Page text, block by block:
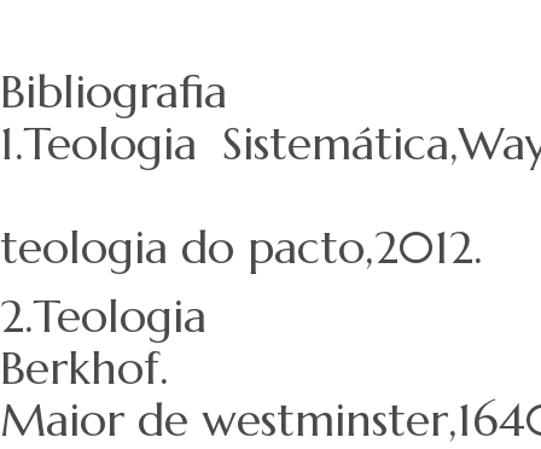
Bibliografia
1.Teologia
teologia do pacto,2012.
Maior de